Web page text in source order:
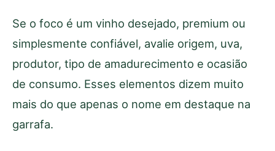
Se o foco é um vinho desejado, premium ou
simplesmente confiável, avalie origem, uva,
produtor, tipo de amadurecimento e ocasião
de consumo. Esses elementos dizem muito
mais do que apenas o nome em destaque na
garrafa.